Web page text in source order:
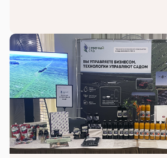
провинцией Шаньдун и
организации сотрудничества